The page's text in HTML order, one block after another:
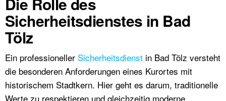
Sicherheitsdienstes in Bad
Tölz
Ein professioneller Sicherheitsdienst in Bad Tölz versteht
die besonderen Anforderungen eines Kurortes mit
historischem Stadtkern. Hier geht es darum, traditionelle
Werte zu respektieren und gleichzeitig moderne